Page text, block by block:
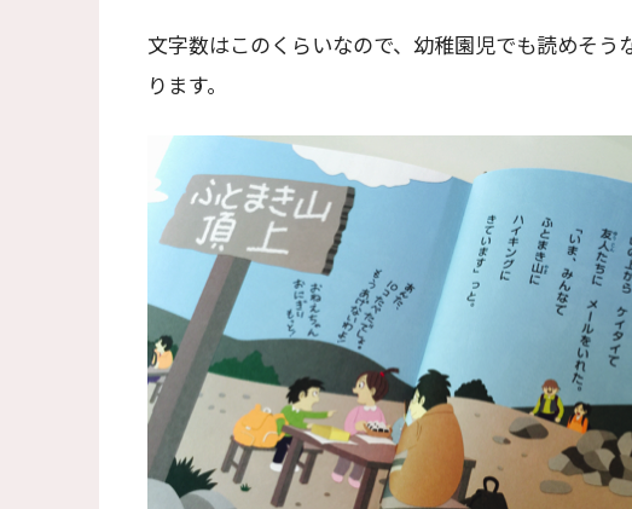
文字数はこのくらいなので、幼稚園児でも読めそう
ります。